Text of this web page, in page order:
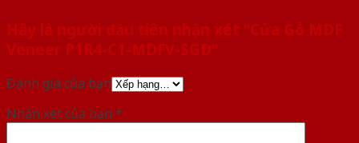
Hãy là người đầu tiên nhận xét “Cửa Gỗ MDF
Veneer P1R4-C1-MDFV-SGD”
Đánh giá của bạn
Nhận xét của bạn *